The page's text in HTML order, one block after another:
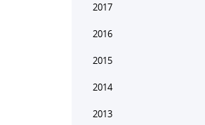
2017
2016
2015
2014
2013